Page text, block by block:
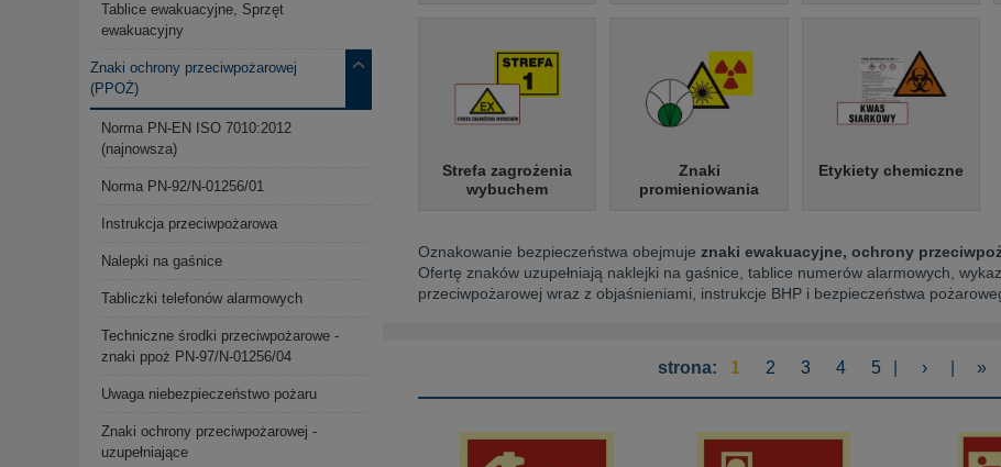
Tablice ewakuacyjne, Sprzęt
ewakuacyjny
Znaki ochrony przeciwpożarowej
(PPOŻ)
Norma PN-EN ISO 7010:2012
(najnowsza)
Norma PN-92/N-01256/01
Instrukcja przeciwpożarowa
Nalepki na gaśnice
Tabliczki telefonów alarmowych
Techniczne środki przeciwpożarowe -
znaki ppoż PN-97/N-01256/04
Uwaga niebezpieczeństwo pożaru
Znaki ochrony przeciwpożarowej -
uzupełniające
Strefa zagrożenia
wybuchem
Znaki
promieniowania
Etykiety chemiczne
Oznakowanie bezpieczeństwa obejmuje znaki ewakuacyjne, ochrony
Ofertę znaków uzupełniają naklejki na gaśnice, tablice numerów alarmowych,
przeciwpożarowej wraz z objaśnieniami, instrukcje BHP i bezpieczeństwa
strona: 1 2 3 4 5 › »